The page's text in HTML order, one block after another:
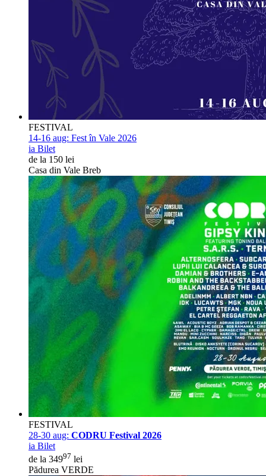
FESTIVAL
14-16 aug: Fest în Vale 2026
ia Bilet
de la 150 lei
Casa din Vale Breb
FESTIVAL
28-30 aug: CODRU Festival 2026
ia Bilet
de la 34997 lei
Pădurea VERDE